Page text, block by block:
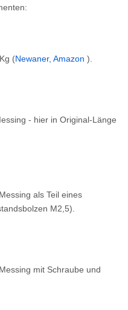
(Newaner, Amazon ).
- hier in Original-Länge
als Teil eines
M2,5).
mit Schraube und